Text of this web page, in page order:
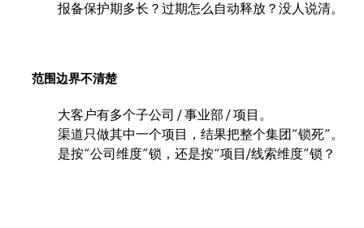
报备保护期多长？过期怎么自动释放？没人说清。
范围边界不清楚
大客户有多个子公司 / 事业部 / 项目。
渠道只做其中一个项目，结果把整个集团“锁死”。
是按“公司维度”锁，还是按“项目/线索维度”锁？